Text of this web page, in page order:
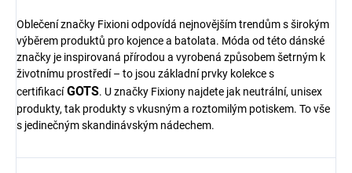
Oblečení značky Fixioni odpovídá nejnovějším trendům s širokým
výběrem produktů pro kojence a batolata. Móda od této dánské
značky je inspirovaná přírodou a vyrobená způsobem šetrným k
životnímu prostředí – to jsou základní prvky kolekce s
certifikací GOTS. U značky Fixiony najdete jak neutrální, unisex
produkty, tak produkty s vkusným a roztomilým potiskem. To vše
s jedinečným skandinávským nádechem.